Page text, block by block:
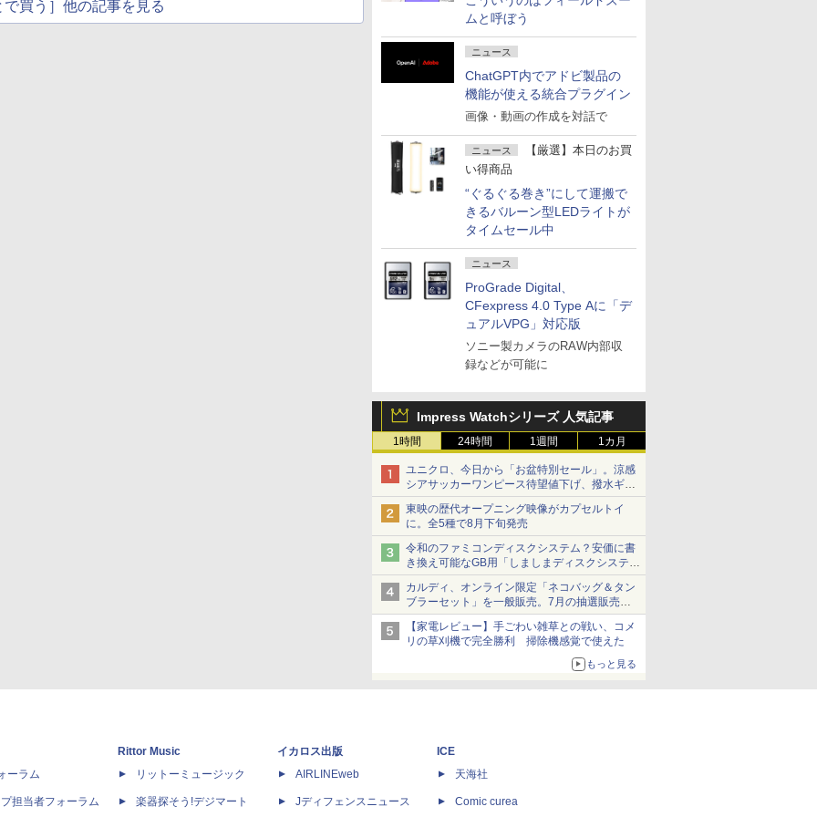
ムと呼ぼう
ニュース
ChatGPT内でアドビ製品の
機能が使える統合プラグイン
画像・動画の作成を対話で
ニュース
【厳選】本日のお買
い得商品
“ぐるぐる巻き”にして運搬で
きるバルーン型LEDライトが
タイムセール中
ニュース
ProGrade Digital、
CFexpress 4.0 Type Aに「デ
ュアルVPG」対応版
ソニー製カメラのRAW内部収
録などが可能に
Impress Watchシリーズ 人気記事
1時間 24時間 1週間 1カ月
ユニクロ、今日から「お盆特別セール」。涼感
シアサッカーワンピース待望値下げ、撥水ギア
ショーツは1990円に
東映の歴代オープニング映像がカプセルトイ
に。全5種で8月下旬発売
令和のファミコンディスクシステム？安価に書
き換え可能なGB用「しましまディスクシステ
ム」
カルディ、オンライン限定「ネコバッグ＆タン
ブラーセット」を一般販売。7月の抽選販売の
当選無効分
【家電レビュー】手ごわい雑草との戦い、コメ
リの草刈機で完全勝利 掃除機感覚で使えた
もっと見る
で買う］他の記事を見る
ーラム
担当者フォーラム
Rittor Music
リットーミュージック
楽器探そう!デジマート
イカロス出版
AIRLINEweb
Jディフェンスニュース
ICE
天海社
Comic curea